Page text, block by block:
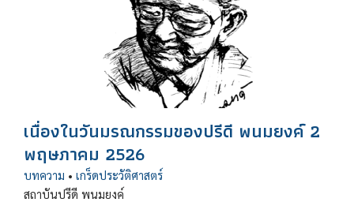
เนื่องในวันมรณกรรมของปรีดี พนมยงค์ 2
พฤษภาคม 2526
บทความ • เกร็ดประวัติศาสตร์
สถาบันปรีดี พนมยงค์